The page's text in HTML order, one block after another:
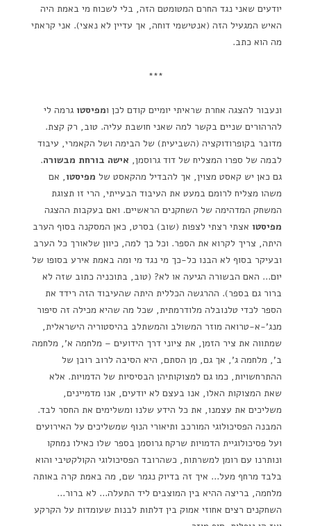
יודעים שאני נגד החרם המטומטם הזה, בלי לשכוח מי באמת היה
האיש המגעיל הזה (אנטישמי דוחה, אך עדיין לא נאצי). אני קראתי
מה הוא כתב.
***
ונעבור להצגה אחרת שראיתי יומיים קודם לכן ומפיסטו גרמה לי
להרהורים שניים בקשר למה שאני חושבת עליה. טוב, רק קצת.
מדובר בקופרודוקציה (השביעית) של הבימה ושל הקאמרי, עיבוד
לבמה של ספרו המצליח של דוד גרוסמן, אישה בורחת מבשורה.
גם כאן יש קאסט מצוין, אך להבדיל מהקאסט של מפיסטו, אם
משהו מצליח לרומם במעט את העיבוד הבעייתי, הרי זו תצוגת
המשחק המדהימה של השחקנים הראשיים. ואם בעקבות ההצגה
מפיסטו אצתי רצתי לצפות (שוב) בסרט, כאן המסקנה בסוף הערב
היתה, צריך לקרוא את הספר. וכל כך למה, כיוון שלאורך כל הערב
ובעיקר בסוף לא הבנו כל-כך מי נגד מי ומה באמת אירע בסופו של
יום… האם הבשורה הגיעה או לא? (טוב, בתוכניה כתוב שזה לא
ברור גם בספר). ההרגשה הכללית היתה שהעיבוד הזה רידד את
הספר לכדי טלנובלה מלודרמתית, שכל מה שהיא מכילה זה סיפור
מנג'-א-טרואה מוזר המשולב והמשתלב בהיסטוריה הישראלית,
שמתווה את ציר הזמן, את ציוני דרך הידועים – מלחמה א', מלחמה
ב', מלחמה ג', אך גם, מן הסתם, היא הסיבה לרוב רובן של
ההתרחשויות, כמו גם למצוקותיהן הבסיסיות של הדמויות. אלא
שאת המצוקות האלו, אנו בעצם לא יודעים, אנו מדמיינים,
משליכים את עצמנו, את כל הידע שלנו ומשלימים את החסר לבד.
המבנה הפסיכולוגי המורכב ותיאורי הנוף שמשליכים על האירועים
ועל פסיכולוגיית הדמויות שרקח גרוסמן בספר שלו כאילו נמחקו
ונותרנו עם רומן למשרתות, כשהרובד הפסיכולוגי הקולקטיבי והוא
בלבד מרחף מעל… איך זה בדיוק נגמר שם, מה באמת קרה באותה
מלחמה, בריצה ההיא בין המוצבים ליד התעלה… לא ברור…
השחקנים רצים אחוזי אמוק בין דלתות לבנות שעומדות על הקרקע